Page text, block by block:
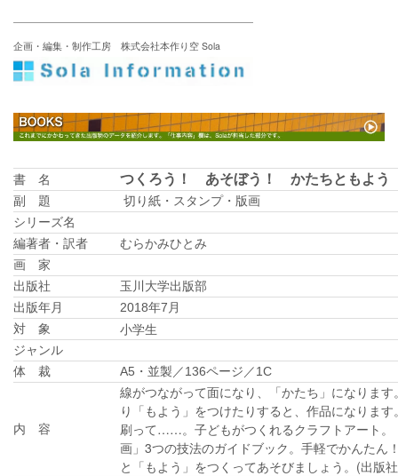
企画・編集・制作工房 株式会社本作り空 Sola
書 名 つくろう！ あそぼう！ かたちともよう
副 題
切り紙・スタンプ・版画
シリーズ名
編著者・訳者
むらかみひとみ
画 家
出版社
玉川大学出版部
出版年月
2018年7月
対 象
小学生
ジャンル
体 裁
A5・並製／136ページ／1C
内 容
線がつながって面になり、「かたち」になりま
り「もよう」をつけたりすると、作品になりま
刷って……。子どもがつくれるクラフトアート。
画」3つの技法のガイドブック。手軽でかんた
と「もよう」をつくってあそびましょう。(出版